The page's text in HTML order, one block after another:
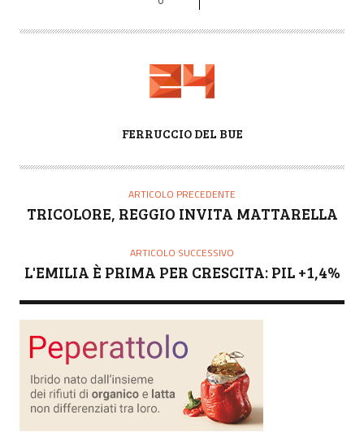
T
R
FERRUCCIO DEL BUE
ARTICOLO PRECEDENTE
TRICOLORE, REGGIO INVITA MATTARELLA
ARTICOLO SUCCESSIVO
L'EMILIA È PRIMA PER CRESCITA: PIL +1,4%